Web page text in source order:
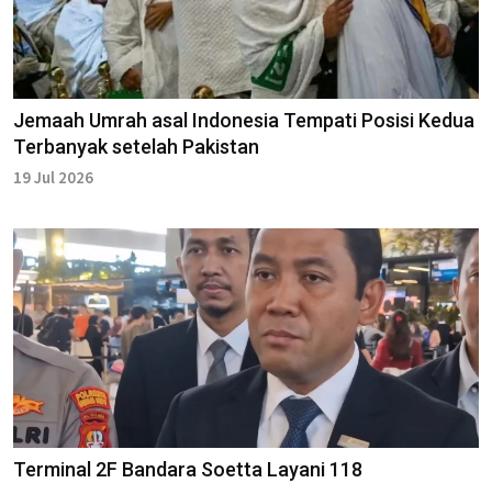
Jemaah Umrah asal Indonesia Tempati Posisi Kedua
Terbanyak setelah Pakistan
19 Jul 2026
Terminal 2F Bandara Soetta Layani 118